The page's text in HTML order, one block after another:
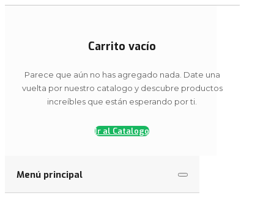
Carrito vacío
Parece que aún no has agregado nada. Date una
vuelta por nuestro catalogo y descubre productos
increíbles que están esperando por ti.
Ir al Catalogo
Finalizar cotización
Menú principal